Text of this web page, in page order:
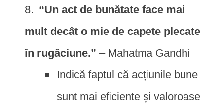
“Un act de bunătate face mai
mult decât o mie de capete plecate
în rugăciune.” – Mahatma Gandhi
Indică faptul că acțiunile bune
sunt mai eficiente și valoroase